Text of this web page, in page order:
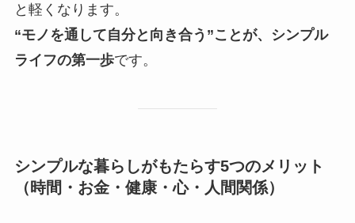
と軽くなります。
“モノを通して自分と向き合う”ことが、シンプル
ライフの第一歩です。
シンプルな暮らしがもたらす5つのメリット
（時間・お金・健康・心・人間関係）